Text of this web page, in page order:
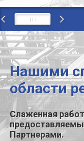
Нашими
области
Слаженная
Партнерами.